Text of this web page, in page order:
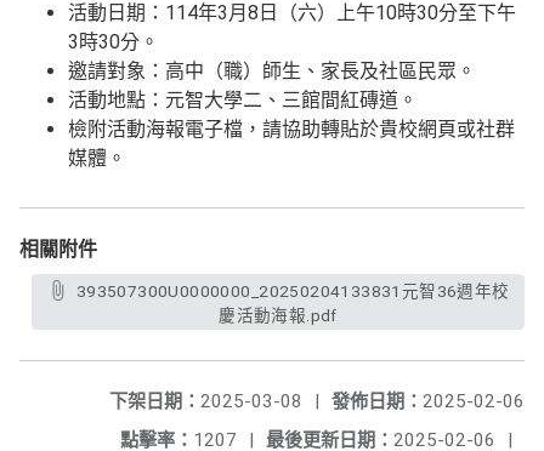
活動日期：114年3月8日（六）上午10時30分至下午
3時30分。
邀請對象：高中（職）師生、家長及社區民眾。
活動地點：元智大學二、三館間紅磚道。
檢附活動海報電子檔，請協助轉貼於貴校網頁或社群
媒體。
相關附件
慶活動海報.pdf
發佈日期： 2025-02-06
下架日期： 2025-03-08
|
最後更新日期： 2025-02-06 |
點擊率： 1207 |